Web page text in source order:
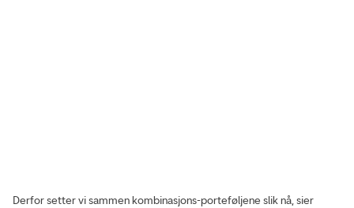
Derfor setter vi sammen kombinasjons-porteføljene slik nå, sier